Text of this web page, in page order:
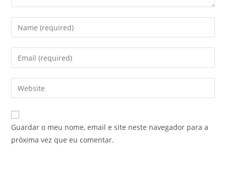
Enter
your
name
comment
Enter
your
email
address
comment
Enter
your
website
URL
Guardar o meu nome, email e site neste navegador para a
próxima vez que eu comentar.